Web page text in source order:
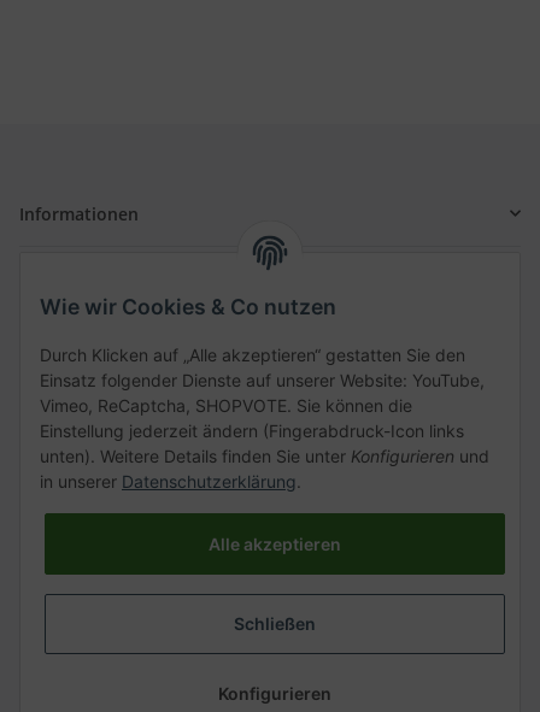
Informationen
Kategorien
Vertrag widerrufen
* Alle Preise inkl. gesetzlicher USt., zzgl.Versand
Wie wir Cookies & Co nutzen
Durch Klicken auf „Alle akzeptieren“ gestatten Sie den
Einsatz folgender Dienste auf unserer Website: YouTube,
Vimeo, ReCaptcha, SHOPVOTE. Sie können die
Einstellung jederzeit ändern (Fingerabdruck-Icon links
unten). Weitere Details finden Sie unter Konfigurieren und
in unserer Datenschutzerklärung.
Alle akzeptieren
Schließen
Konfigurieren